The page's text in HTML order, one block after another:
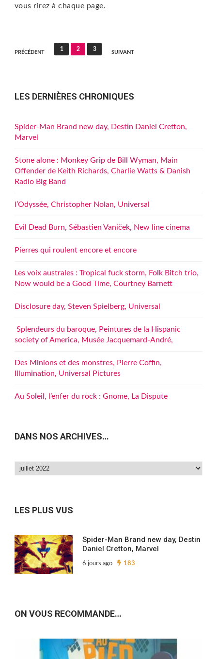
vous rirez à chaque page.
Pagination
PRÉCÉDENT
1 2 3
SUIVANT
LES DERNIÈRES CHRONIQUES
Spider-Man Brand new day, Destin Daniel Cretton,
Marvel
Stone alone : Monkey Grip de Bill Wyman, Main
Offender de Keith Richards, Charlie Watts & Danish
Radio Big Band
l’Odyssée, Christopher Nolan, Universal
Evil Dead Burn, Sébastien Vaniček, New line cinema
Pierres qui roulent encore et encore
Les voix australes : Tropical fuck storm, Folk Bitch trio,
Now would be a Good Time, Courtney Barnett
Disclosure day, Steven Spielberg, Universal
Splendeurs du baroque, Peintures de la Hispanic
society of America, Musée Jacquemard-André,
Des Minions et des monstres, Pierre Coffin,
Illumination, Universal Pictures
Au Soleil, l’enfer du rock : Gnome, La Dispute
DANS NOS ARCHIVES…
Dans
LES PLUS VUS
Spider-Man Brand new day, Destin
Daniel Cretton, Marvel
6 jours ago 183
ON VOUS RECOMMANDE…